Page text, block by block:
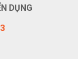
DỤNG